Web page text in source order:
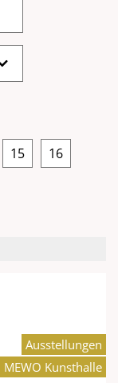
15 16
Ausstellungen
MEWO Kunsthalle